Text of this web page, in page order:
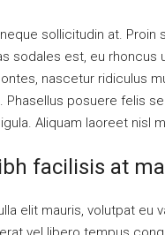
sollicitudin at.
sodales est, eu rhoncus
nascetur ridiculus
posuere felis
Aliquam laoreet nisl
facilisis at
elit mauris, volutpat eu